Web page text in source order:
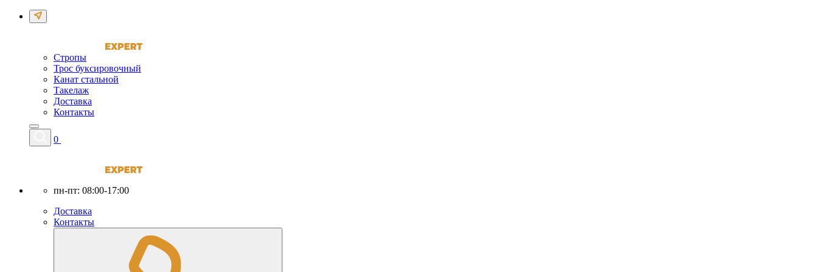
Стропы
Трос буксировочный
Канат стальной
Такелаж
Доставка
Контакты
0
пн-пт: 08:00-17:00
Доставка
Контакты